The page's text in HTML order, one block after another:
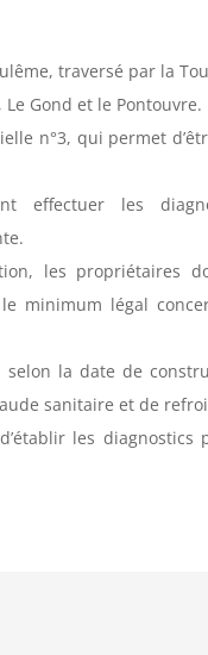
traversé par la
Gond et le Pontouvre.
n°3, qui permet
effectuer les
les propriétaires
minimum légal
la date de
sanitaire et de
les